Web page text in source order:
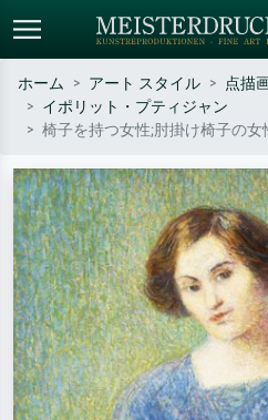
標準検索
– 例：モネ、星月夜、印象派、北
斎の波、ヌード。
ホーム アート スタイル
点描
イポリット・プティジャン
椅子を持つ女性;肘掛け椅子の女